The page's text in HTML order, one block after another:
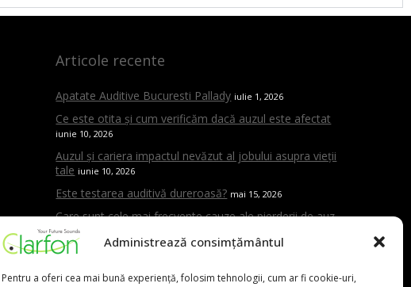
Administrează consimțământul
Pentru a oferi cea mai bună experiență, folosim tehnologii, cum ar fi cookie-uri,
Articole recente
Apatate Auditive Bucuresti Pallady iulie 1, 2026
Ce este otita și cum verificăm dacă auzul este afectat
iunie 10, 2026
Auzul și cariera impactul nevăzut al jobului asupra vieții
tale iunie 10, 2026
Este testarea auditivă dureroasă? mai 15, 2026
Care sunt cele mai frecvente cauze ale pierderii de auz
mai 15, 2026
Cand trebuie sa mergi la ORL mai 15, 2026
Aparat auditiv versus amplificator – care este diferența și